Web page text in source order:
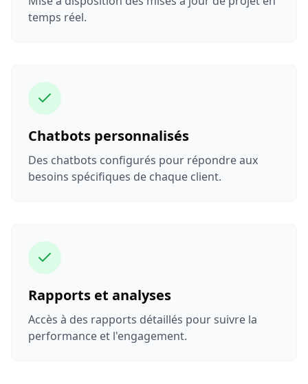
temps réel.
Chatbots personnalisés
Des chatbots configurés pour répondre aux
besoins spécifiques de chaque client.
Rapports et analyses
Accès à des rapports détaillés pour suivre la
performance et l'engagement.